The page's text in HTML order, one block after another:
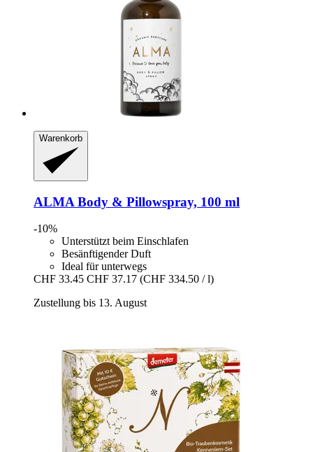
Warenkorb
ALMA Body & Pillowspray, 100 ml
-10%
Unterstützt beim Einschlafen
Besänftigender Duft
Ideal für unterwegs
CHF 33.45 CHF 37.17 (CHF 334.50 / l)
Zustellung bis 13. August